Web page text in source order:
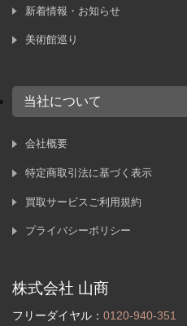
新着情報・お知らせ
美術館巡り
当社について
会社概要
特定商取引法に基づく表示
買取サービスご利用規約
プライバシーポリシー
株式会社 山商
フリーダイヤル： 0120-940-351